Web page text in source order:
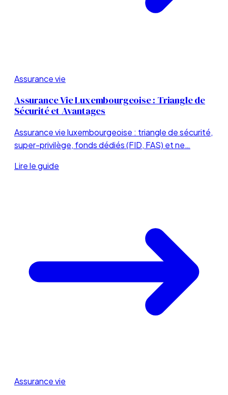
Assurance vie
Assurance Vie Luxembourgeoise : Triangle de
Sécurité et Avantages
Assurance vie luxembourgeoise : triangle de sécurité,
super-privilège, fonds dédiés (FID, FAS) et ne…
Lire le guide
Assurance vie